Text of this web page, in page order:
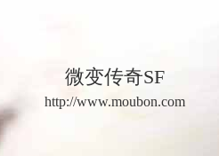
微变传奇SF
http://www.moubon.com